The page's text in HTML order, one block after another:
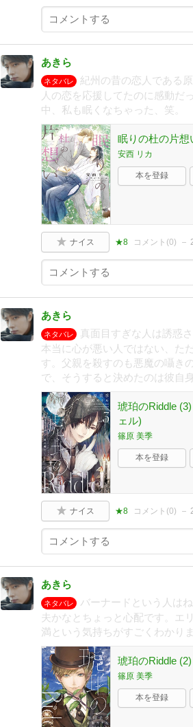
あきら
ネタバレ
紀州の昔の恋人である
人の恋を応援してたのに感動だ
中、私も眠くなちゃった、笑。
眠りの杜の片想
安西 リカ
本を登録
ナイス ★8 コメント(0)
あきら
ネタバレ
真面目すぎな人は誘惑
本当に心が悪い人ではない、た
す。父親を殺すのも悪魔の囁き
で、そうすると決めたのは彼自身
琥珀のRiddle
ェル)
篠原 美季
本を登録
ナイス ★8 コメント(0)
あきら
ネタバレ
バーナードという人は
夫かなとちょっと心配です。エ
満という気持ちがすごくわかり
琥珀のRiddle
篠原 美季
本を登録